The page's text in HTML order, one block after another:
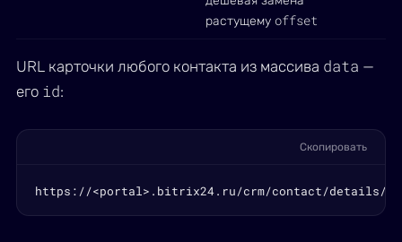
растущему offset
URL карточки любого контакта из массива data —
его id:
Скопировать
https://<portal>.bitrix24.ru/crm/contact/details/